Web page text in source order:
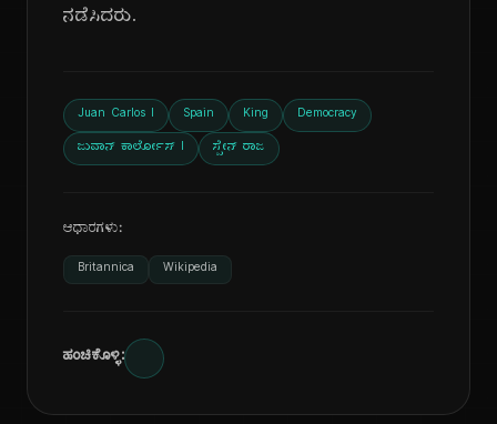
ನಡೆಸಿದರು.
Juan Carlos I Spain King Democracy
ಜುವಾನ್ ಕಾರ್ಲೋಸ್ I ಸ್ಪೇನ್ ರಾಜ
ಆಧಾರಗಳು:
Britannica Wikipedia
ಹಂಚಿಕೊಳ್ಳಿ: